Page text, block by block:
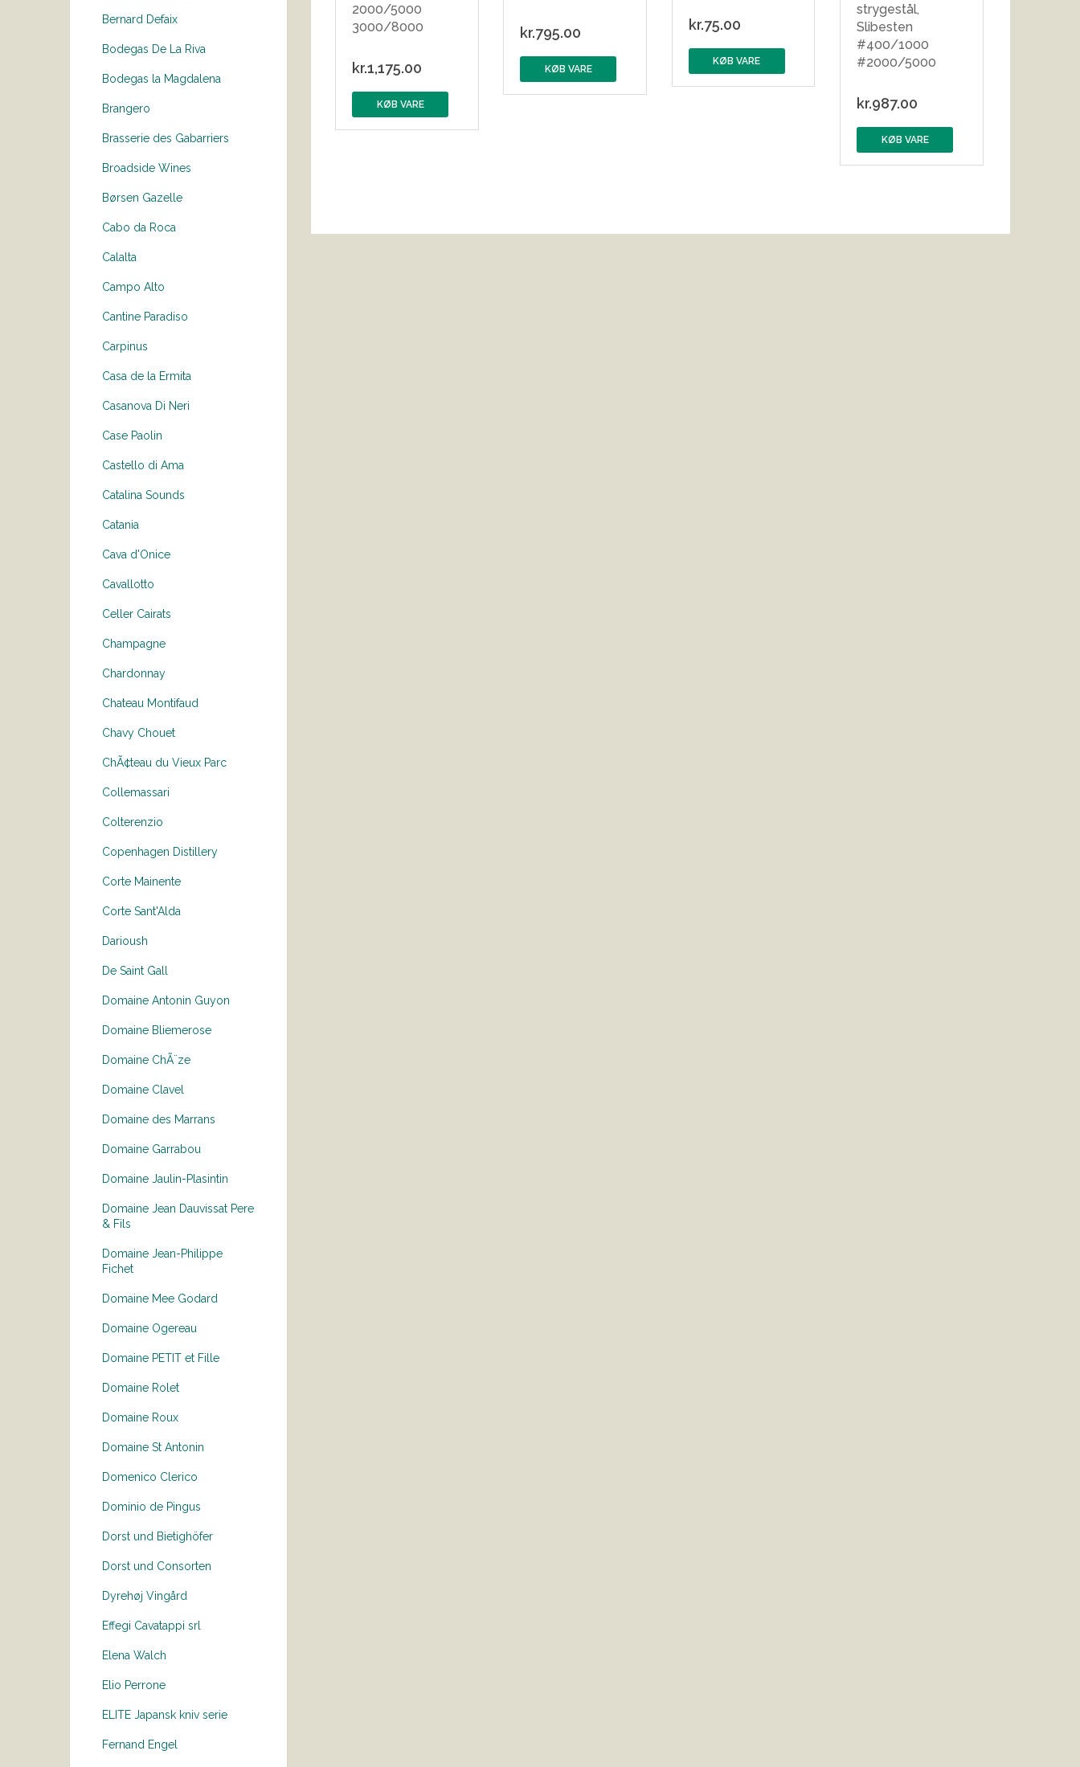
Bernard Defaix
Bodegas De La Riva
Bodegas la Magdalena
Brangero
Brasserie des Gabarriers
Broadside Wines
Børsen Gazelle
Cabo da Roca
Calalta
Campo Alto
Cantine Paradiso
Carpinus
Casa de la Ermita
Casanova Di Neri
Case Paolin
Castello di Ama
Catalina Sounds
Catania
Cava d'Onice
Cavallotto
Celler Cairats
Champagne
Chardonnay
Chateau Montifaud
Chavy Chouet
ChÃ¢teau du Vieux Parc
Collemassari
Colterenzio
Copenhagen Distillery
Corte Mainente
Corte Sant'Alda
Darioush
De Saint Gall
Domaine Antonin Guyon
Domaine Bliemerose
Domaine ChÃ¨ze
Domaine Clavel
Domaine des Marrans
Domaine Garrabou
Domaine Jaulin-Plasintin
Domaine Jean Dauvissat Pere
& Fils
Domaine Jean-Philippe
Fichet
Domaine Mee Godard
Domaine Ogereau
Domaine PETIT et Fille
Domaine Rolet
Domaine Roux
Domaine St Antonin
Domenico Clerico
Dominio de Pingus
Dorst und Bietighöfer
Dorst und Consorten
Dyrehøj Vingård
Effegi Cavatappi srl
Elena Walch
Elio Perrone
ELITE Japansk kniv serie
Fernand Engel
2000/5000
3000/8000
kr.1,175.00
KØB VARE
kr.795.00
KØB VARE
kr.75.00
KØB VARE
strygestål,
Slibesten
#400/1000
#2000/5000
kr.987.00
KØB VARE